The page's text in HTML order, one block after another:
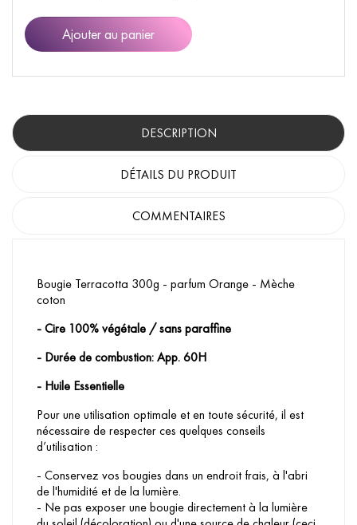
Ajouter au panier
DESCRIPTION
DÉTAILS DU PRODUIT
COMMENTAIRES
Bougie Terracotta 300g - parfum Orange - Mèche
coton
- Cire 100% végétale / sans paraffine
- Durée de combustion: App. 60H
- Huile Essentielle
Pour une utilisation optimale et en toute sécurité, il est
nécessaire de respecter ces quelques conseils
d’utilisation :
- Conservez vos bougies dans un endroit frais, à l'abri
de l'humidité et de la lumière.
- Ne pas exposer une bougie directement à la lumière